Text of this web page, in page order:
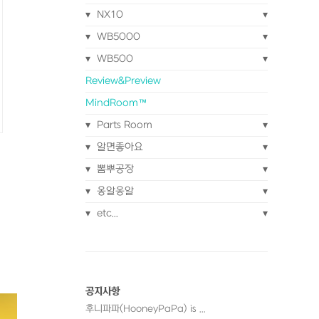
NX10
WB5000
WB500
Review&Preview
MindRoom™
Parts Room
알면좋아요
뽐뿌공장
옹알옹알
etc...
공지사항
후니파파(HooneyPaPa) is ...